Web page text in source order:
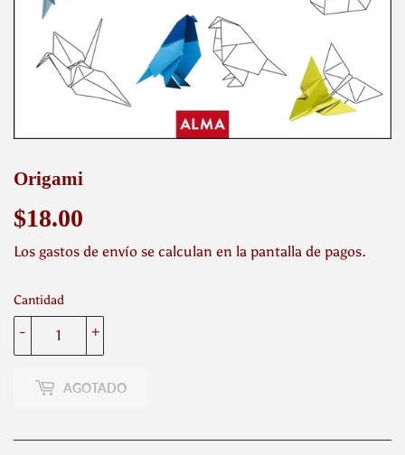
Origami
$18.00
Los gastos de envío se calculan en la pantalla de pagos.
Cantidad
+
-
AGOTADO